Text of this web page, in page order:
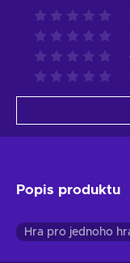
Popis produktu
Hra pro jednoho